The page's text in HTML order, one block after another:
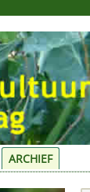
ARCHIEF